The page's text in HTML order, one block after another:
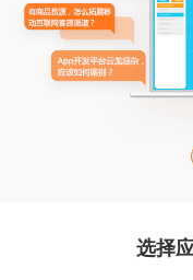
选择